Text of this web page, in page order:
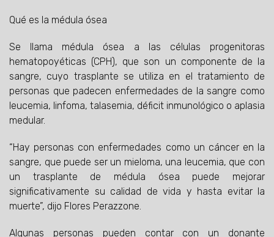
Qué es la médula ósea
Se llama médula ósea a las células progenitoras
hematopoyéticas (CPH), que son un componente de la
sangre, cuyo trasplante se utiliza en el tratamiento de
personas que padecen enfermedades de la sangre como
leucemia, linfoma, talasemia, déficit inmunológico o aplasia
medular.
“Hay personas con enfermedades como un cáncer en la
sangre, que puede ser un mieloma, una leucemia, que con
un trasplante de médula ósea puede mejorar
significativamente su calidad de vida y hasta evitar la
muerte”, dijo Flores Perazzone.
Algunas personas pueden contar con un donante